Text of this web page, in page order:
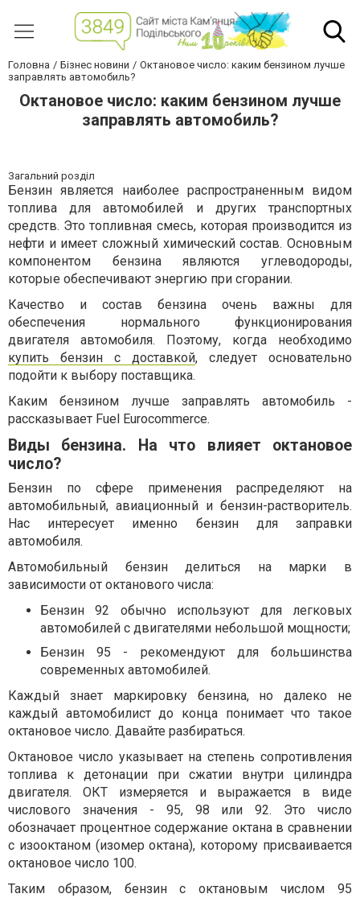
Головна Бізнес новини
Октановое число: каким бензином лучше
заправлять автомобиль?
Октановое число: каким бензином лучше
заправлять автомобиль?
Загальний розділ
Бензин является наиболее распространенным видом
топлива для автомобилей и других транспортных
средств. Это топливная смесь, которая производится из
нефти и имеет сложный химический состав. Основным
компонентом бензина являются углеводороды,
которые обеспечивают энергию при сгорании.
Качество и состав бензина очень важны для
обеспечения нормального функционирования
двигателя автомобиля. Поэтому, когда необходимо
купить бензин с доставкой, следует основательно
подойти к выбору поставщика.
Каким бензином лучше заправлять автомобиль -
рассказывает Fuel Eurocommerce.
Виды бензина. На что влияет октановое
число?
Бензин по сфере применения распределяют на
автомобильный, авиационный и бензин-растворитель.
Нас интересует именно бензин для заправки
автомобиля.
Автомобильный бензин делиться на марки в
зависимости от октанового числа:
Бензин 92 обычно используют для легковых
автомобилей с двигателями небольшой мощности;
Бензин 95 - рекомендуют для большинства
современных автомобилей.
Каждый знает маркировку бензина, но далеко не
каждый автомобилист до конца понимает что такое
октановое число. Давайте разбираться.
Октановое число указывает на степень сопротивления
топлива к детонации при сжатии внутри цилиндра
двигателя. ОКТ измеряется и выражается в виде
числового значения - 95, 98 или 92. Это число
обозначает процентное содержание октана в сравнении
с изооктаном (изомер октана), которому присваивается
октановое число 100.
Таким образом, бензин с октановым числом 95